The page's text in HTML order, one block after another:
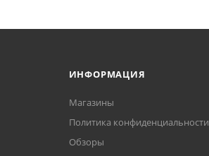
ИНФОРМАЦИЯ
Магазины
Политика конфиденциальности
Обзоры